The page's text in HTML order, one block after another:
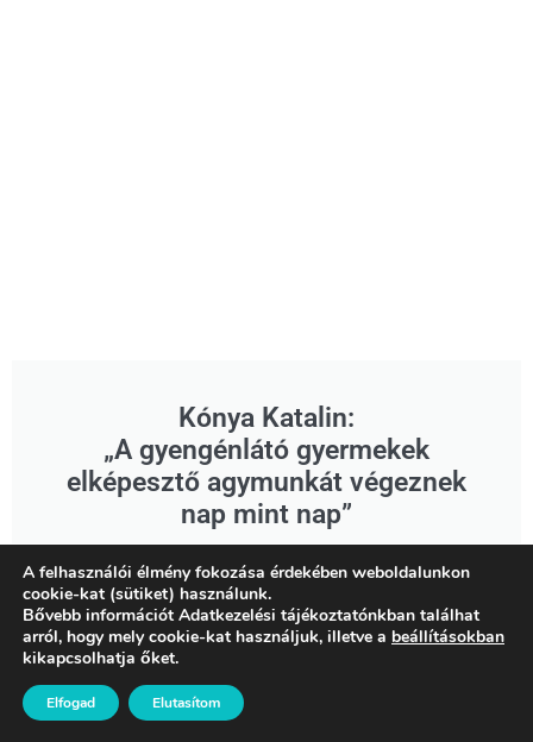
Kónya Katalin:
„A gyengénlátó gyermekek
elképesztő agymunkát végeznek
nap mint nap”
Már fiatalon tudta, pedagógus lesz. Egy tanára
biztatására a gyógypedagógia felé vette az irányt,
azon belül is a látássérültek gyógypedagógiájába
szeretett bele. Lassan harminc éve van a pályán, a
Gyengénlátók Általános Iskolája, Egységes
Gyógypedagógiai Módszertani Intézménye és
Kollégiuma többcélú gyógypedagógiai intézmény
A felhasználói élmény fokozása érdekében weboldalunkon
cookie-kat (sütiket) használunk.
Bővebb információt Adatkezelési tájékoztatónkban találhat
arról, hogy mely cookie-kat használjuk, illetve a beállításokban
kikapcsolhatja őket.
Elfogad Elutasítom